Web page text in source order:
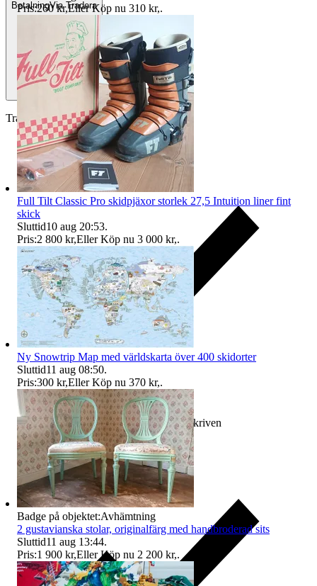
BetalningVia Tradera
Traderas köparskydd
Ersättning om varan inte är som beskriven
Pris:260 kr,Eller Köp nu 310 kr,.
Full Tilt Classic Pro skidpjäxor storlek 27,5 Intuition liner fint
skick
Sluttid10 aug 20:53.
Pris:2 800 kr,Eller Köp nu 3 000 kr,.
Ny Snowtrip Map med världskarta över 400 skidorter
Sluttid11 aug 08:50.
Pris:300 kr,Eller Köp nu 370 kr,.
Badge på objektet:Avhämtning
2 gustavianska stolar, originalfärg med handbroderad sits
Sluttid11 aug 13:44.
Pris:1 900 kr,Eller Köp nu 2 200 kr,.